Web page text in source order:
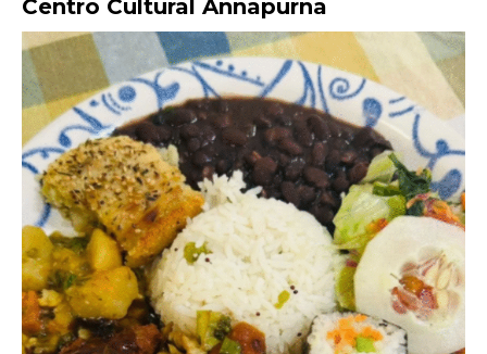
Centro Cultural Annapurna